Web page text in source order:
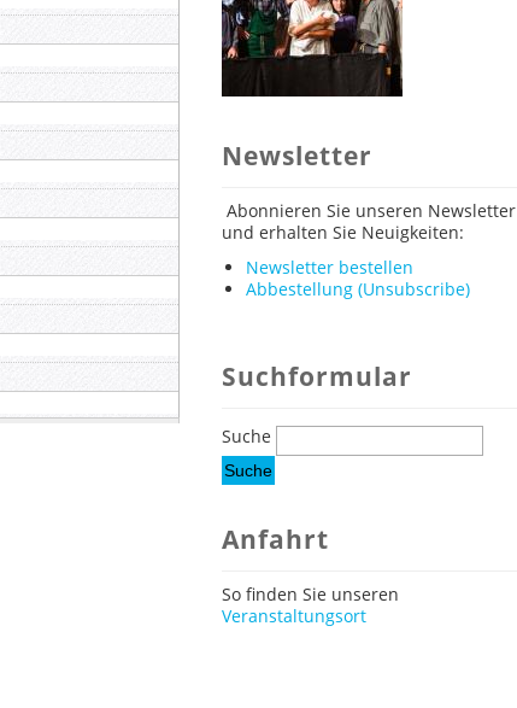
Newsletter
Abonnieren Sie unseren Newsletter
und erhalten Sie Neuigkeiten:
Newsletter bestellen
Abbestellung (Unsubscribe)
Suchformular
Suche
Anfahrt
So finden Sie unseren
Veranstaltungsort